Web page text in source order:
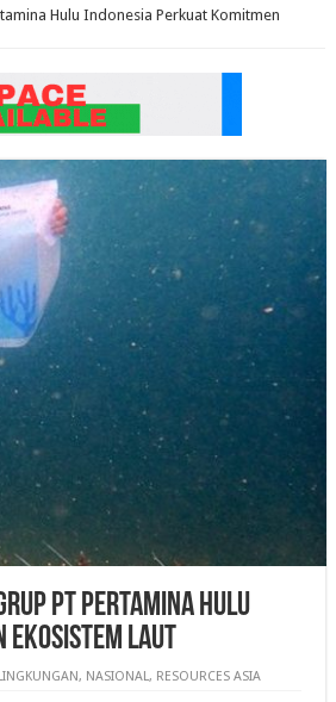
Hulu Indonesia Perkuat Komitmen
PT Pertamina Hulu
Laut
LINGKUNGAN, NASIONAL, RESOURCES ASIA